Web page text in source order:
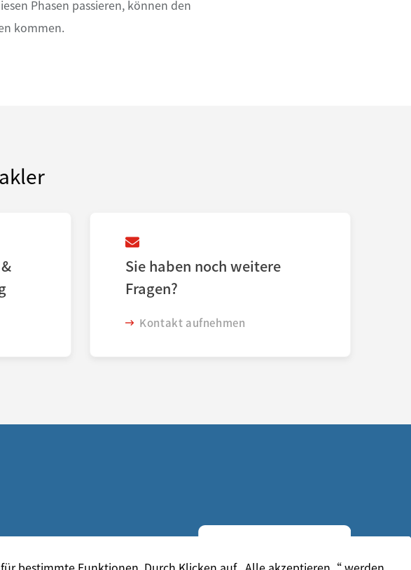
Phasen passieren, können den
kommen.
Sie haben noch weitere
Fragen?
Kontakt aufnehmen